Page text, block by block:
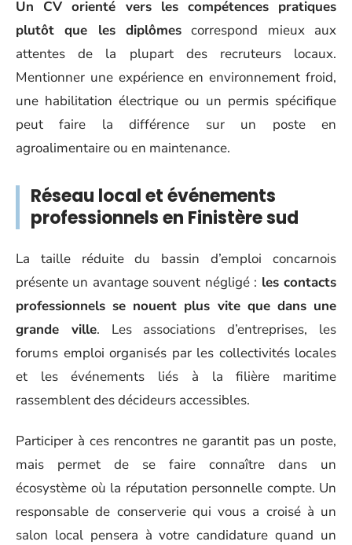
Un CV orienté vers les compétences pratiques
plutôt que les diplômes correspond mieux aux
attentes de la plupart des recruteurs locaux.
Mentionner une expérience en environnement froid,
une habilitation électrique ou un permis spécifique
peut faire la différence sur un poste en
agroalimentaire ou en maintenance.
Réseau local et événements
professionnels en Finistère sud
La taille réduite du bassin d’emploi concarnois
présente un avantage souvent négligé : les contacts
professionnels se nouent plus vite que dans une
grande ville. Les associations d’entreprises, les
forums emploi organisés par les collectivités locales
et les événements liés à la filière maritime
rassemblent des décideurs accessibles.
Participer à ces rencontres ne garantit pas un poste,
mais permet de se faire connaître dans un
écosystème où la réputation personnelle compte. Un
responsable de conserverie qui vous a croisé à un
salon local pensera à votre candidature quand un